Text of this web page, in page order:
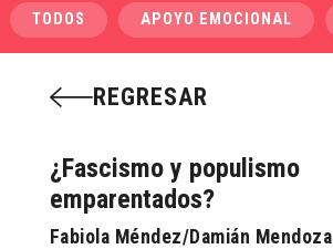
TODOS APOYO EMOCIONAL
REGRESAR
¿Fascismo y populismo
emparentados?
Fabiola Méndez/Damián Mendoza